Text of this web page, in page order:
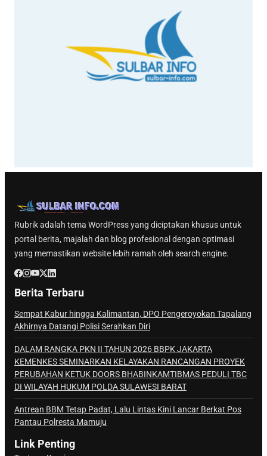
Rubrik adalah tema WordPress yang diciptakan khusus untuk
portal berita, majalah dan blog profesional dengan optimasi
yang memastikan website lebih ramah oleh search engine.
Berita Terbaru
Sempat Kabur hingga Kalimantan, DPO Pengeroyokan Tapalang
Akhirnya Datangi Polisi Serahkan Diri
DALAM RANGKA PKN II TAHUN 2026 BBPK JAKARTA
KEMENKES SEMINARKAN KELAYAKAN RANCANGAN PROYEK
PERUBAHAN KETUK DOORS BHABINKAMTIBMAS PEDULI TBC
DI WILAYAH HUKUM POLDA SULAWESI BARAT
Antrean BBM Tetap Padat, Lalu Lintas Kini Lancar Berkat Pos
Pantau Polresta Mamuju
Link Penting